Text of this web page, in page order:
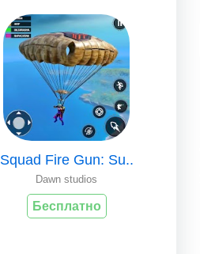
Squad Fire Gun: Su..
Dawn studios
Бесплатно